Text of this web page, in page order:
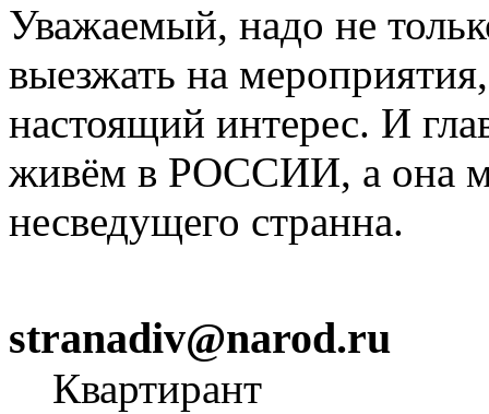
Уважаемый, надо не
выезжать на
настоящий интерес. И
живём в РОССИИ, а она
несведущего странна.
stranadiv@narod.ru
Квартирант